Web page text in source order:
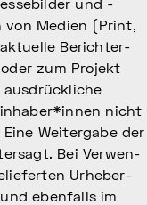
und -
von Medien (Print,
aktu­elle Bericht­er­
zum Projekt
ausdrück­li­che
nicht
Weitergabe der
Bei Verwen­
Urhe­ber-
eben­falls im